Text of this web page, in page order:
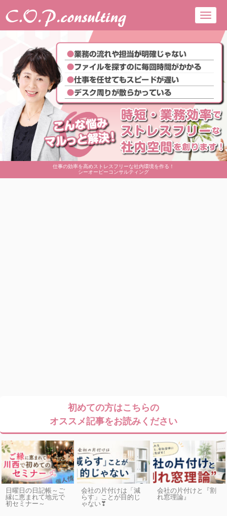
仕事の効率を高めストレスフリーな社内環境を作る！
シーオーピーコンサルティング
初めての方はこちらの
オススメ記事をお読みください
日曜日の日記帳～ご
縁に恵まれて地元で
初セミナー～
会社の片付けは「減
らす」ことが目的じ
ゃない❣
会社の片付けと『割
れ窓理論』